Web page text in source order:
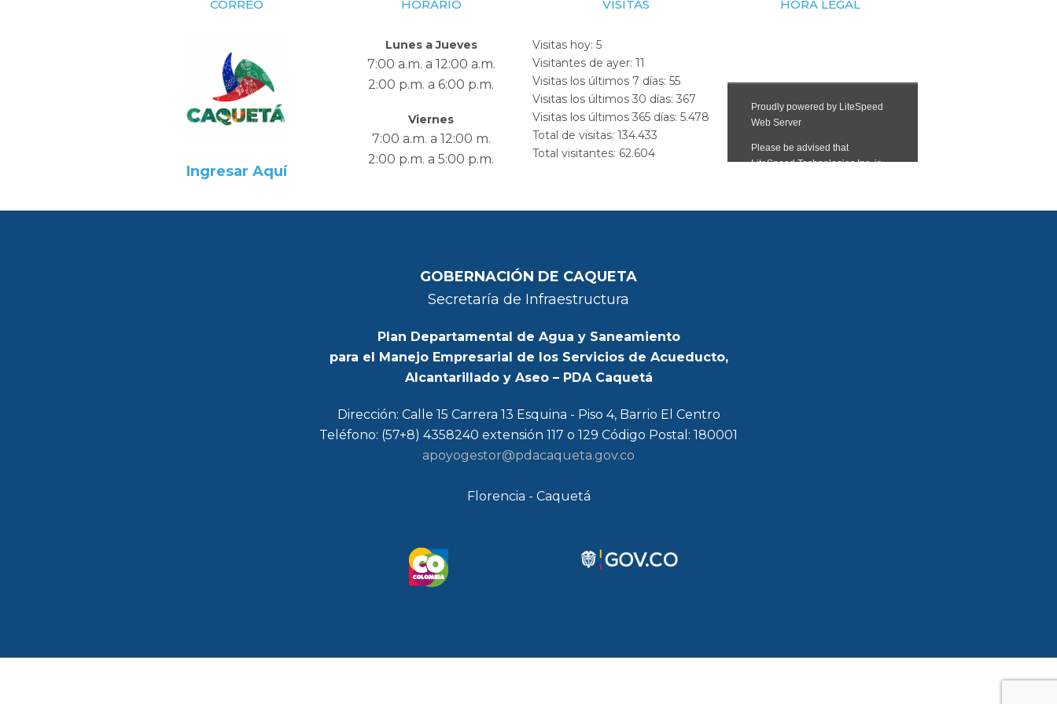
CORREO
Ingresar Aquí
HORARIO
Lunes a Jueves
7:00 a.m. a 12:00 a.m.
2:00 p.m. a 6:00 p.m.
Viernes
7:00 a.m. a 12:00 m.
2:00 p.m. a 5:00 p.m.
VISITAS
Visitas hoy: 5
Visitantes de ayer: 11
Visitas los últimos 7 días: 55
Visitas los últimos 30 días: 367
Visitas los últimos 365 días: 5.478
Total de visitas: 134.433
Total visitantes: 62.604
HORA LEGAL
GOBERNACIÓN DE CAQUETA
Secretaría de Infraestructura
Plan Departamental de Agua y Saneamiento
para el Manejo Empresarial de los Servicios de Acueducto,
Alcantarillado y Aseo – PDA Caquetá
Dirección: Calle 15 Carrera 13 Esquina - Piso 4, Barrio El Centro
Teléfono: (57+8) 4358240 extensión 117 o 129 Código Postal: 180001
apoyogestor@pdacaqueta.gov.co
Florencia - Caquetá